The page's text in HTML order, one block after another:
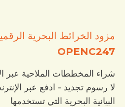
مزود الخرائط البحرية
OPENC247
شراء المخططات الملاحية عبر
لا رسوم تجديد - ادفع عبر
البيانية البحرية التي تستخدمها